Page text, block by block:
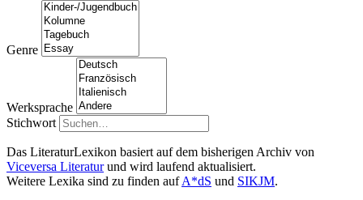
Genre
Werksprache
Stichwort
Das LiteraturLexikon basiert auf dem bisherigen Archiv von
Viceversa Literaturund wird laufend aktualisiert.
Weitere Lexika sind zu finden aufA*dS und SIKJM.